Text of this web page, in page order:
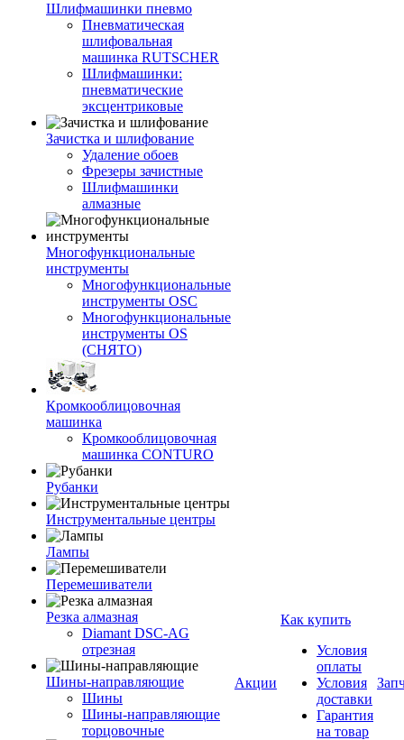
Шлифмашинки пневмо
Пневматическая
шлифовальная
машинка RUTSCHER
Шлифмашинки:
пневматические
эксцентриковые
Зачистка и шлифование
Удаление обоев
Фрезеры зачистные
Шлифмашинки
алмазные
Многофункциональные
инструменты
Многофункциональные
инструменты OSC
Многофункциональные
инструменты OS
(СНЯТО)
Кромкооблицовочная
машинка
Кромкооблицовочная
машинка CONTURO
Рубанки
Инструментальные центры
Лампы
Перемешиватели
Резка алмазная
Diamant DSC-AG
отрезная
Шины-направляющие
Шины
Шины-направляющие
торцовочные
Акции
Как купить
Условия
оплаты
Условия
доставки
Гарантия
на товар